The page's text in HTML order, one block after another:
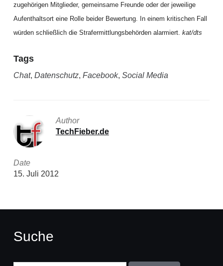
zugehörigen Mitglieder, gemeinsame Freunde oder der jeweilige
Aufenthaltsort eine Rolle beider Bewertung. In einem kritischen Fall
würden schließlich die Strafermittlungsbehörden alarmiert. kat/dts
Tags
Chat, Datenschutz, Facebook, Social Media
Author
TechFieber.de
Date
15. Juli 2012
Suche